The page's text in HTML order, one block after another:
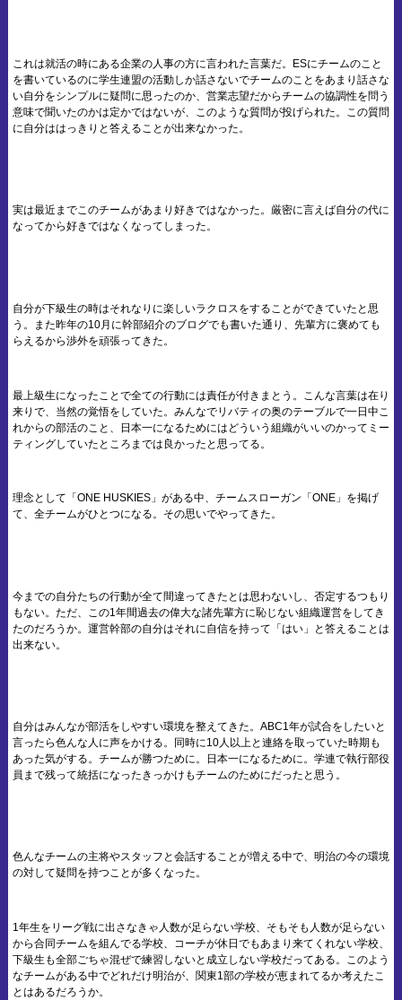
これは就活の時にある企業の人事の方に言われた言葉だ。ESにチームのこと
を書いているのに学生連盟の活動しか話さないでチームのことをあまり話さな
い自分をシンプルに疑問に思ったのか、営業志望だからチームの協調性を問う
意味で聞いたのかは定かではないが、このような質問が投げられた。この質問
に自分ははっきりと答えることが出来なかった。
実は最近までこのチームがあまり好きではなかった。厳密に言えば自分の代に
なってから好きではなくなってしまった。
自分が下級生の時はそれなりに楽しいラクロスをすることができていたと思
う。また昨年の10月に幹部紹介のブログでも書いた通り、先輩方に褒めても
らえるから渉外を頑張ってきた。
最上級生になったことで全ての行動には責任が付きまとう。こんな言葉は在り
来りで、当然の覚悟をしていた。みんなでリバティの奥のテーブルで一日中こ
れからの部活のこと、日本一になるためにはどういう組織がいいのかってミー
ティングしていたところまでは良かったと思ってる。
理念として「ONE HUSKIES」がある中、チームスローガン「ONE」を掲げ
て、全チームがひとつになる。その思いでやってきた。
今までの自分たちの行動が全て間違ってきたとは思わないし、否定するつもり
もない。ただ、この1年間過去の偉大な諸先輩方に恥じない組織運営をしてき
たのだろうか。運営幹部の自分はそれに自信を持って「はい」と答えることは
出来ない。
自分はみんなが部活をしやすい環境を整えてきた。ABC1年が試合をしたいと
言ったら色んな人に声をかける。同時に10人以上と連絡を取っていた時期も
あった気がする。チームが勝つために。日本一になるために。学連で執行部役
員まで残って統括になったきっかけもチームのためにだったと思う。
色んなチームの主将やスタッフと会話することが増える中で、明治の今の環境
の対して疑問を持つことが多くなった。
1年生をリーグ戦に出さなきゃ人数が足らない学校、そもそも人数が足らない
から合同チームを組んでる学校、コーチが休日でもあまり来てくれない学校、
下級生も全部ごちゃ混ぜで練習しないと成立しない学校だってある。このよう
なチームがある中でどれだけ明治が、関東1部の学校が恵まれてるか考えたこ
とはあるだろうか。